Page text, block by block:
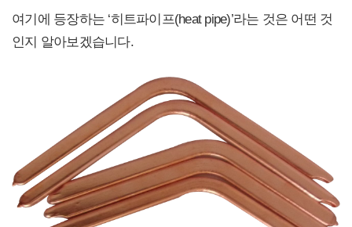
여기에 등장하는 ‘히트파이프(heat pipe)’라는 것은 어떤 것
인지 알아보겠습니다.